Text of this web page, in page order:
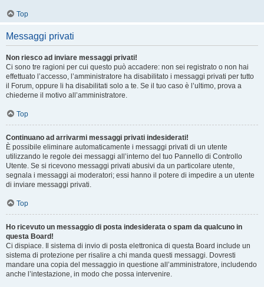
Top
Messaggi privati
Non riesco ad inviare messaggi privati!
Ci sono tre ragioni per cui questo può accadere: non sei registrato o non hai
effettuato l’accesso, l’amministratore ha disabilitato i messaggi privati per tutto
il Forum, oppure li ha disabilitati solo a te. Se il tuo caso è l’ultimo, prova a
chiederne il motivo all’amministratore.
Top
Continuano ad arrivarmi messaggi privati indesiderati!
È possibile eliminare automaticamente i messaggi privati ​​di un utente
utilizzando le regole dei messaggi all’interno del tuo Pannello di Controllo
Utente. Se si ricevono messaggi privati ​​abusivi da un particolare utente,
segnala i messaggi ai moderatori; essi hanno il potere di impedire a un utente
di inviare messaggi privati​​.
Top
Ho ricevuto un messaggio di posta indesiderata o spam da qualcuno in
questa Board!
Ci dispiace. Il sistema di invio di posta elettronica di questa Board include un
sistema di protezione per risalire a chi manda questi messaggi. Dovresti
mandare una copia del messaggio in questione all’amministratore, includendo
anche l’intestazione, in modo che possa intervenire.